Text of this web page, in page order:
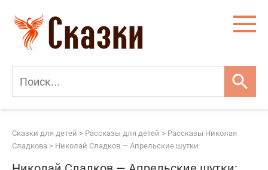
контенту
Сказки для детей > Рассказы для детей > Рассказы Николая
Сладкова > Николай Сладков — Апрельские шутки